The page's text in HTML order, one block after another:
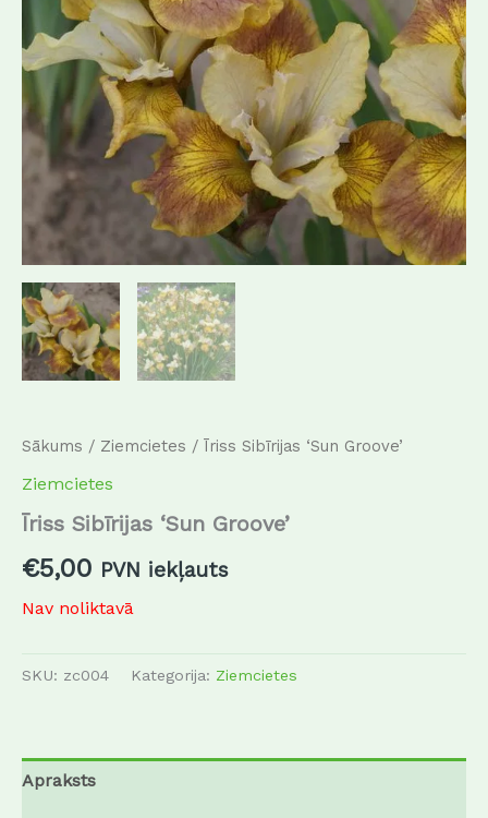
Sākums / Ziemcietes / Īriss Sibīrijas ‘Sun Groove’
Ziemcietes
Īriss Sibīrijas ‘Sun Groove’
€5,00 PVN iekļauts
Nav noliktavā
SKU: zc004 Kategorija: Ziemcietes
Apraksts